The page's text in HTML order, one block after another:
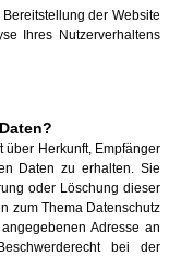
der Website
Ihres Nutzerverhaltens
über Herkunft, Empfänger
Daten zu erhalten. Sie
oder Löschung dieser
zum Thema Datenschutz
Adresse an
bei der